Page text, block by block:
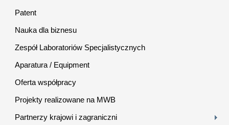
Patent
Nauka dla biznesu
Zespół Laboratoriów Specjalistycznych
Aparatura / Equipment
Oferta współpracy
Projekty realizowane na MWB
Partnerzy krajowi i zagraniczni